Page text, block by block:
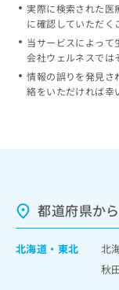
実際に検索された医
に確認していただく
当サービスによって
会社ウェルネスでは
情報の誤りを発見さ
絡をいただければ幸
都道府県か
北海道 ・ 東北 北
秋